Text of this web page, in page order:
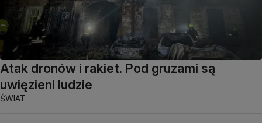
Atak dronów i rakiet. Pod gruzami są
uwięzieni ludzie
ŚWIAT